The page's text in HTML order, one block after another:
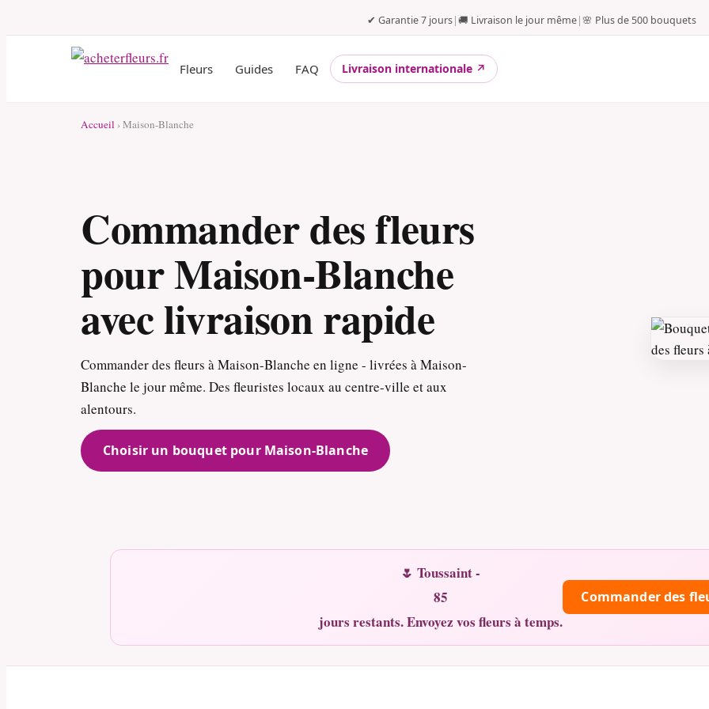
✔ Garantie 7 jours|🚚 Livraison le jour même|🌸 Plus de 500 bouquets
Fleurs Guides FAQ Livraison internationale ↗
Accueil › Maison-Blanche
Commander des fleurs
pour Maison-Blanche
avec livraison rapide
Commander des fleurs à Maison-Blanche en ligne - livrées à Maison-
Blanche le jour même. Des fleuristes locaux au centre-ville et aux
alentours.
Choisir un bouquet pour Maison-Blanche
🌷 Toussaint -
85
jours restants. Envoyez vos fleurs à temps.
Commander des